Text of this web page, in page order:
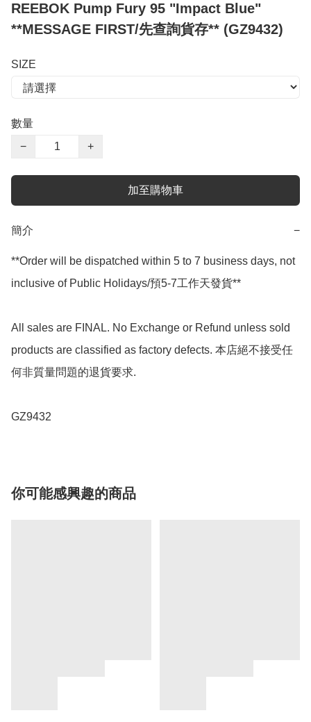
REEBOK Pump Fury 95 "Impact Blue"
**MESSAGE FIRST/先查詢貨存** (GZ9432)
SIZE
數量
−
+
加至購物車
簡介 −
**Order will be dispatched within 5 to 7 business days, not
inclusive of Public Holidays/預5-7工作天發貨**
All sales are FINAL. No Exchange or Refund unless sold
products are classified as factory defects. 本店絕不接受任
何非質量問題的退貨要求.
GZ9432
你可能感興趣的商品